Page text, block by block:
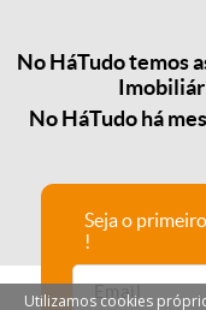
No HáTudo temos
No HáTudo há
Seja o
!
Utilizamos cookies